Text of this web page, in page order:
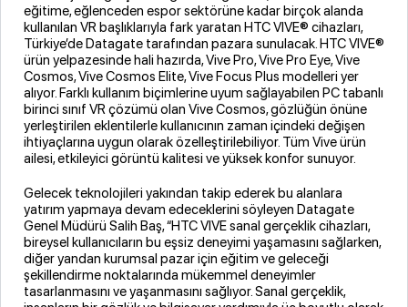
eğitime, eğlenceden espor sektörüne kadar birçok alanda
kullanılan VR başlıklarıyla fark yaratan HTC VIVE® cihazları,
Türkiye’de Datagate tarafından pazara sunulacak. HTC VIVE®
ürün yelpazesinde hali hazırda, Vive Pro, Vive Pro Eye, Vive
Cosmos, Vive Cosmos Elite, Vive Focus Plus modelleri yer
alıyor. Farklı kullanım biçimlerine uyum sağlayabilen PC tabanlı
birinci sınıf VR çözümü olan Vive Cosmos, gözlüğün önüne
yerleştirilen eklentilerle kullanıcının zaman içindeki değişen
ihtiyaçlarına uygun olarak özelleştirilebiliyor. Tüm Vive ürün
ailesi, etkileyici görüntü kalitesi ve yüksek konfor sunuyor.
Gelecek teknolojileri yakından takip ederek bu alanlara
yatırım yapmaya devam edeceklerini söyleyen Datagate
Genel Müdürü Salih Baş, “HTC VIVE sanal gerçeklik cihazları,
bireysel kullanıcıların bu eşsiz deneyimi yaşamasını sağlarken,
diğer yandan kurumsal pazar için eğitim ve geleceği
şekillendirme noktalarında mükemmel deneyimler
tasarlanmasını ve yaşanmasını sağlıyor. Sanal gerçeklik,